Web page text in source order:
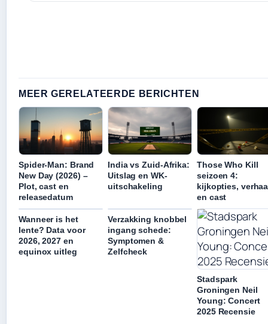
MEER GERELATEERDE BERICHTEN
Spider-Man: Brand
New Day (2026) –
Plot, cast en
releasedatum
India vs Zuid-Afrika:
Uitslag en WK-
uitschakeling
Those Who Kill
seizoen 4:
kijkopties,
en cast
Wanneer is het
lente? Data voor
2026, 2027 en
equinox uitleg
Verzakking knobbel
ingang schede:
Symptomen &
Zelfcheck
Stadspark
Groningen Neil
Young: Concert
2025 Recensie